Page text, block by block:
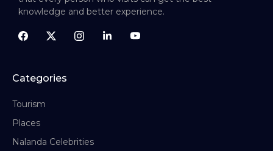
knowledge and better experience.
Categories
Tourism
Places
Nalanda Celebrities